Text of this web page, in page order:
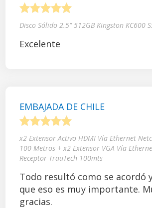
Disco Sólido 2.5" 512GB Kingston KC600
Excelente
EMBAJADA DE CHILE
x2 Extensor Activo HDMI Vía Ethernet
100 Metros + x2 Extensor VGA Vía
Receptor TrauTech 100mts
Todo resultó como se acordó
que eso es muy importante.
gracias.